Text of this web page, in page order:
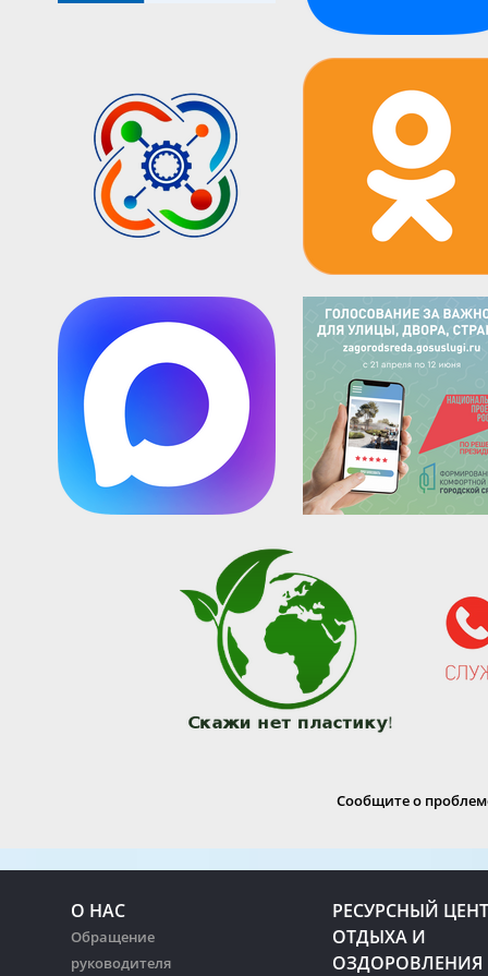
Сообщите о
О НАС
Обращение
руководителя
РЕСУРСНЫЙ
ОТДЫХА И
ОЗДОРОВЛЕНИЯ